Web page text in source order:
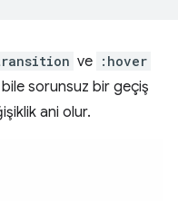
ve :hover
sorunsuz bir geçiş
ani olur.